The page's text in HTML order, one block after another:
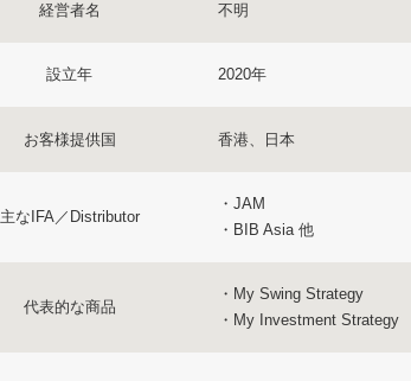
経営者名 不明
設立年 2020年
お客様提供国 香港、日本
主なIFA／Distributor
・JAM
・BIB Asia 他
代表的な商品
・My Swing Strategy
・My Investment Strategy